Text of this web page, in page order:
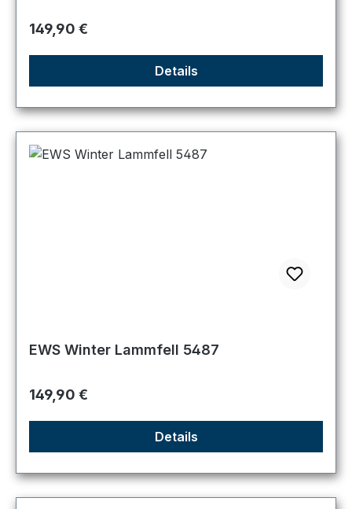
Regulärer Preis:
149,90 €
Details
EWS Winter Lammfell 5487
Regulärer Preis:
149,90 €
Details